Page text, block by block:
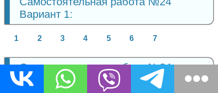
Вариант 1:
1 2 3 4 5 6 7
Самостоятельная работа №24
Вариант 2: